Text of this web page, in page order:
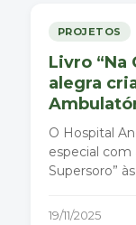
PROJETOS
Livro “Na
alegra
O Hospital
especial com
Supersoro”
no dia 12 de
19/11/2025